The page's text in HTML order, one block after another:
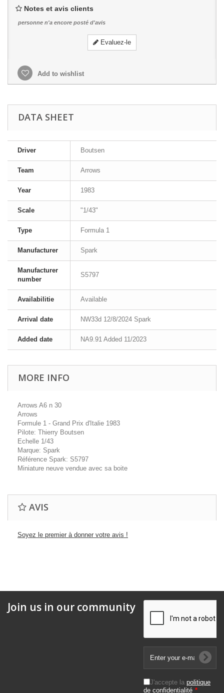
Notes et avis clients
personne n'a encore posté d'avis
Evaluez-le
Add to wishlist
DATA SHEET
Driver Boutsen
Team Arrows
Year 1983
Scale "1/43"
Type Formula 1
Manufacturer Spark
Manufacturer
number
S5797
Availabilitie Available
Arrival date NW33d 12/8/2024 Spark
Added date NA9.91 Added 11/2023
MORE INFO
Arrows A6 n 30
Arrows
Formule 1 - Grand Prix d'Italie 1983
Pilote: Thierry Boutsen
Echelle 1/43
Marque: Spark
Référence Spark: S5797
Miniature neuve vendue avec sa boite
AVIS
Soyez le premier à donner votre avis !
Join us in our community
J'accepte la politique
de confidentialité *